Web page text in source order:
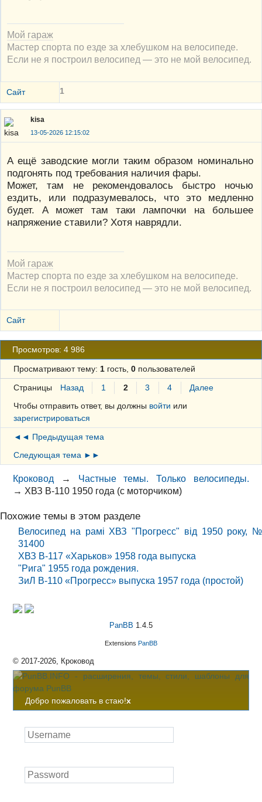
Мой гараж
Мастер спорта по езде за хлебушком на велосипеде.
Если не я построил велосипед — это не мой велосипед.
Сайт 1
kisa
13-05-2026 12:15:02
А ещё заводские могли таким образом номинально
подгонять под требования наличия фары.
Может, там не рекомендовалось быстро ночью
ездить, или подразумевалось, что это медленно
будет. А может там таки лампочки на большее
напряжение ставили? Хотя наврядли.
Мой гараж
Мастер спорта по езде за хлебушком на велосипеде.
Если не я построил велосипед — это не мой велосипед.
Сайт
Просмотров: 4 986
Просматривают тему: 1гость, 0пользователей
Страницы Назад 1 2 3 4
Далее
Чтобы отправить ответ, вы должны войти или
зарегистрироваться
◄◄ Предыдущая тема
Следующая тема ►►
Кроковод → Частные темы. Только велосипеды.
→ХВЗ В-110 1950 года (с моторчиком)
Похожие темы в этом разделе
Велосипед на рамі ХВЗ "Прогресс" від 1950 року, №
31400
ХВЗ В-117 «Харьков» 1958 года выпуска
"Рига" 1955 года рождения.
ЗиЛ В-110 «Прогресс» выпуска 1957 года (простой)
PanBB 1.4.5
Extensions PanBB
© 2017-2026, Кроковод
Добро пожаловать в стаю!x